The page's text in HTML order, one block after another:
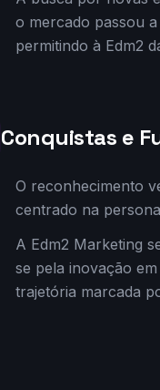
o mercado passou
permitindo à Edm2
Conquistas e
O reconhecimento
centrado na
A Edm2 Marketing
se pela inovação
trajetória marcada